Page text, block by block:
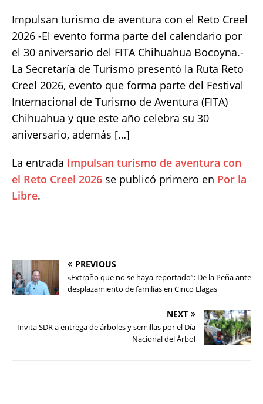
e
b
o
o
k
te
r
l s
A
p
p
y
Li
n
k
re
Impulsan turismo de aventura con el Reto Creel
2026 -El evento forma parte del calendario por
el 30 aniversario del FITA Chihuahua Bocoyna.-
La Secretaría de Turismo presentó la Ruta Reto
Creel 2026, evento que forma parte del Festival
Internacional de Turismo de Aventura (FITA)
Chihuahua y que este año celebra su 30
aniversario, además […]
La entrada Impulsan turismo de aventura con
el Reto Creel 2026 se publicó primero en Por la
Libre.
PREVIOUS
«Extraño que no se haya reportado”: De la Peña ante
desplazamiento de familias en Cinco Llagas
NEXT
Invita SDR a entrega de árboles y semillas por el Día
Nacional del Árbol